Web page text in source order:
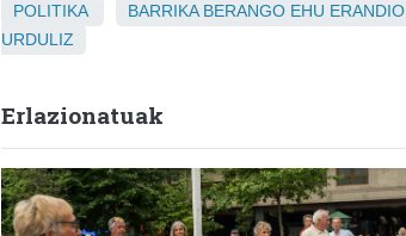
POLITIKA BARRIKA BERANGO EHU ERANDIO
URDULIZ
Erlazionatuak